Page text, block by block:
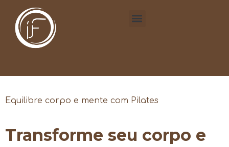
Equilibre corpo e mente com Pilates
Transforme seu corpo e